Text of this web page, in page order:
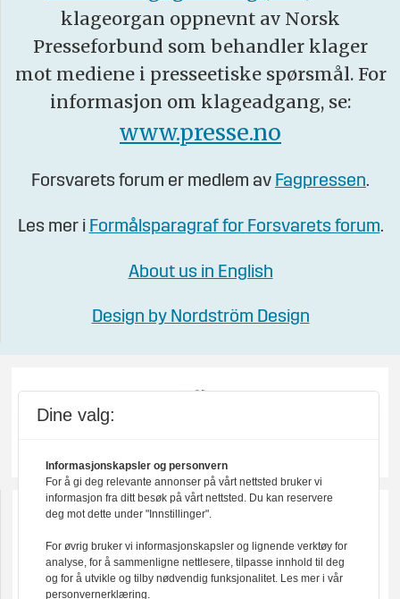
klageorgan oppnevnt av Norsk
Presseforbund som behandler klager
mot mediene i presseetiske spørsmål. For
informasjon om klageadgang, se:
www.presse.no
Forsvarets forum er medlem av Fagpressen.
Les mer i Formålsparagraf for Forsvarets forum.
About us in English
Design by Nordström Design
Dine valg:
Informasjonskapsler og personvern
For å gi deg relevante annonser på vårt nettsted bruker vi
informasjon fra ditt besøk på vårt nettsted. Du kan reservere
deg mot dette under "Innstillinger".
For øvrig bruker vi informasjonskapsler og lignende verktøy for
analyse, for å sammenligne nettlesere, tilpasse innhold til deg
og for å utvikle og tilby nødvendig funksjonalitet. Les mer i vår
personvernerklæring.